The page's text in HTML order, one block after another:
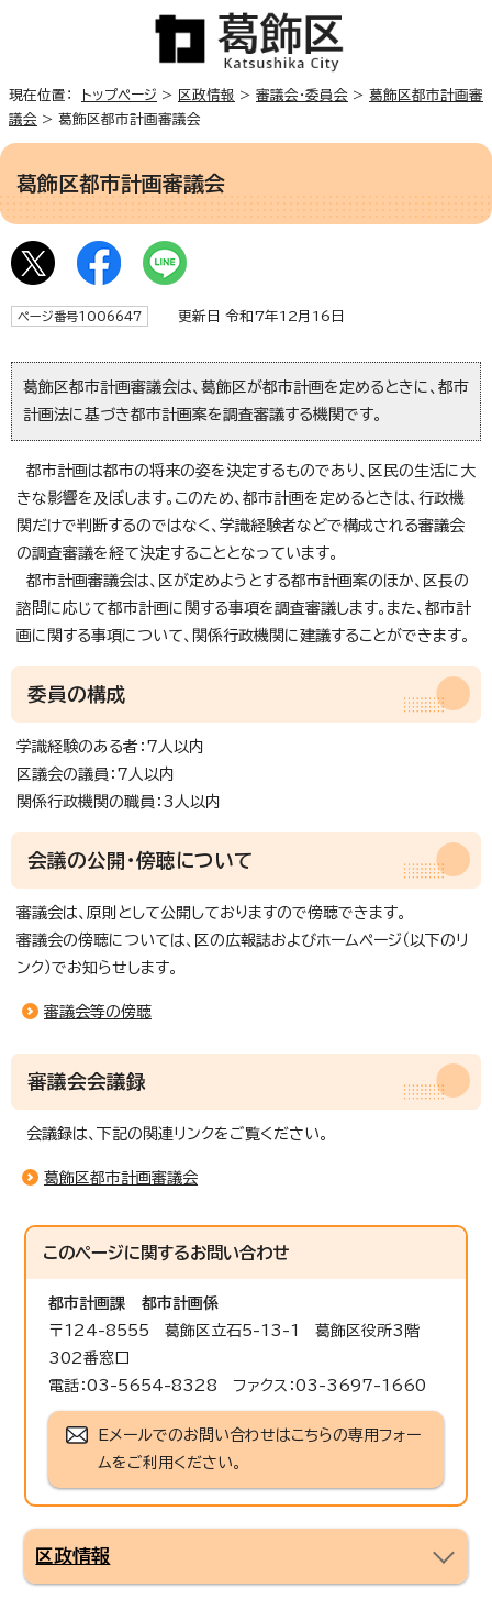
現在位置： トップページ > 区政情報 > 審議会・委員会 > 葛飾区都市計画審
議会 > 葛飾区都市計画審議会
葛飾区都市計画審議会
ページ番号1006647 更新日 令和7年12月16日
葛飾区都市計画審議会は、葛飾区が都市計画を定めるときに、都市
計画法に基づき都市計画案を調査審議する機関です。
都市計画は都市の将来の姿を決定するものであり、区民の生活に大
きな影響を及ぼします。このため、都市計画を定めるときは、行政機
関だけで判断するのではなく、学識経験者などで構成される審議会
の調査審議を経て決定することとなっています。
都市計画審議会は、区が定めようとする都市計画案のほか、区長の
諮問に応じて都市計画に関する事項を調査審議します。また、都市計
画に関する事項について、関係行政機関に建議することができます。
委員の構成
学識経験のある者：7人以内
区議会の議員：7人以内
関係行政機関の職員：3人以内
会議の公開・傍聴について
審議会は、原則として公開しておりますので傍聴できます。
審議会の傍聴については、区の広報誌およびホームページ（以下のリ
ンク）でお知らせします。
審議会等の傍聴
審議会会議録
会議録は、下記の関連リンクをご覧ください。
葛飾区都市計画審議会
このページに関するお問い合わせ
都市計画課
都市計画係
〒124-8555 葛飾区立石5-13-1 葛飾区役所3階
302番窓口
電話：03-5654-8328 ファクス：03-3697-1660
Eメールでのお問い合わせはこちらの専用フォー
ムをご利用ください。
区政情報